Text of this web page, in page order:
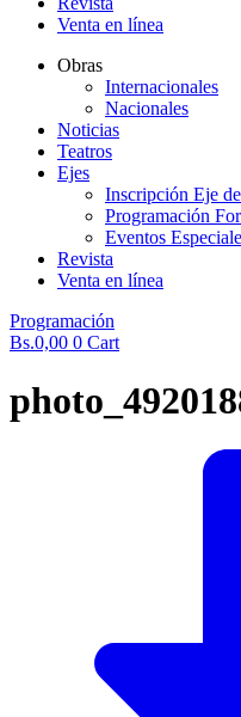
Venta en línea
Obras
Internacionales
Nacionales
Noticias
Teatros
Ejes
Inscripción Eje
Programación
Eventos
Revista
Venta en línea
Programación
Bs.0,00 0 Cart